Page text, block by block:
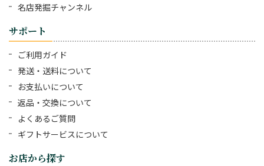
名店発掘チャンネル
サポート
ご利用ガイド
発送・送料について
お支払いについて
返品・交換について
よくあるご質問
ギフトサービスについて
お店から探す